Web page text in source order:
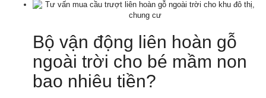
Bộ vận động liên hoàn gỗ
ngoài trời cho bé mầm non
bao nhiêu tiền?